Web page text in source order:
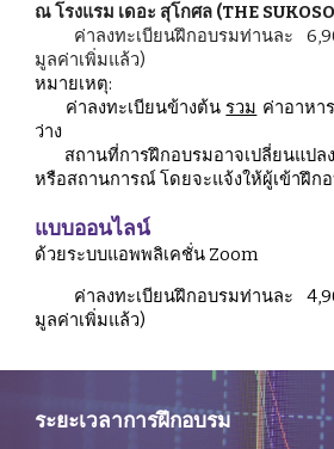
ณ โรงแรม เดอะ สุโกศล (THE
ค่าลงทะเบียนฝึกอบรมท่านละ
มูลค่าเพิ่มแล้ว)
หมายเหตุ:
ค่าลงทะเบียนข้างต้นรวม ค่าอาหา
ว่าง
สถานที่การฝึกอบรมอาจเปลี่ยนแปล
หรือสถานการณ์ โดยจะแจ้งให้ผู้เข้าฝึก
แบบออนไลน์
ด้วยระบบแอพพลิเคชั่น Zoom
ค่าลงทะเบียนฝึกอบรมท่านละ4
มูลค่าเพิ่มแล้ว)
ระยะเวลาการฝึกอบรม